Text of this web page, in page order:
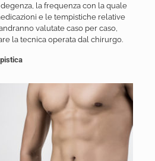
la frequenza con la quale
e le tempistiche relative
valutate caso per caso,
la tecnica operata dal chirurgo.